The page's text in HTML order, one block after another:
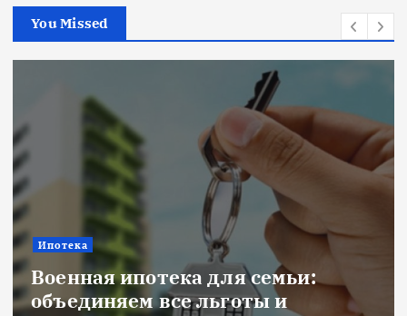
You Missed
Ипотека
Военная ипотека для семьи:
объединяем все льготы и